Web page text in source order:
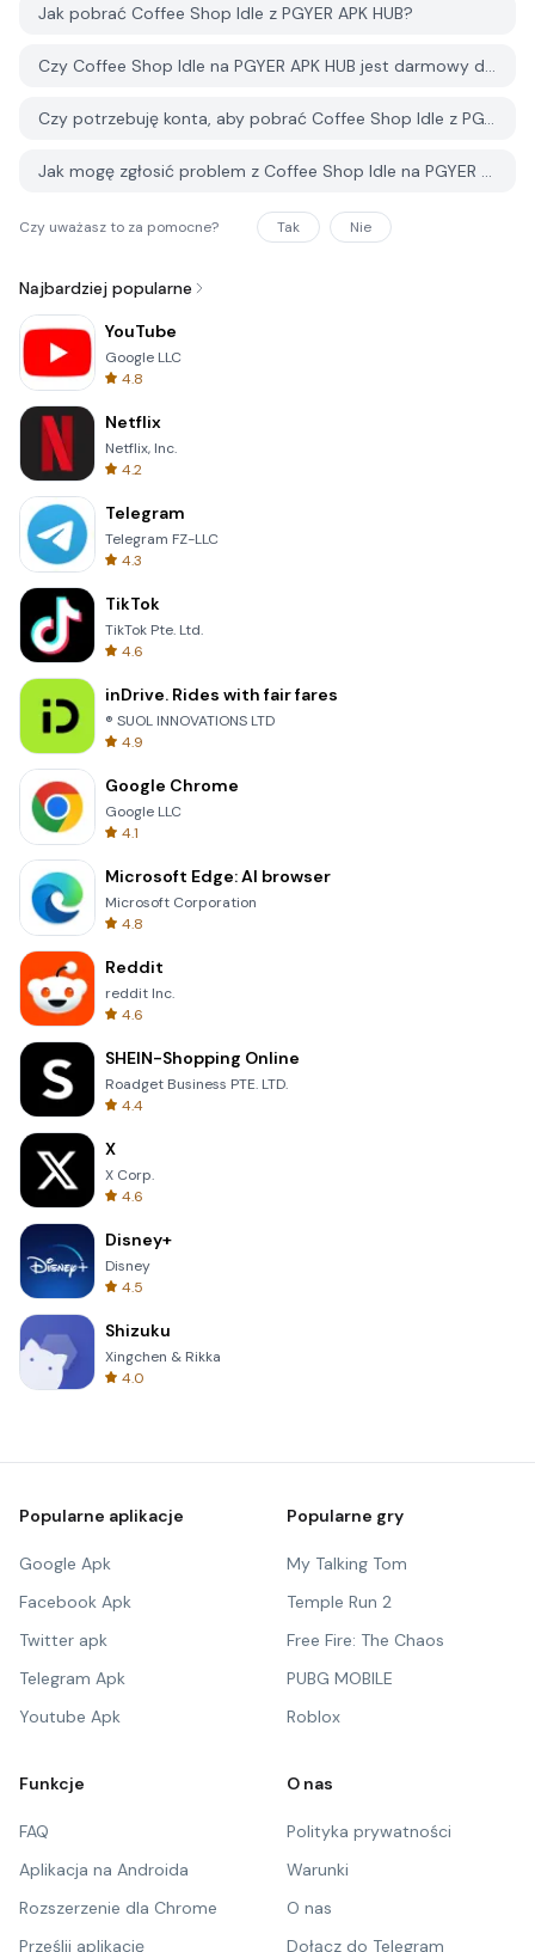
Jak pobrać Coffee Shop Idle z PGYER APK HUB?
Czy Coffee Shop Idle na PGYER APK HUB jest darmowy do pobrania?
Czy potrzebuję konta, aby pobrać Coffee Shop Idle z PGYER APK HUB?
Jak mogę zgłosić problem z Coffee Shop Idle na PGYER APK HUB?
Czy uważasz to za pomocne? Tak Nie
Najbardziej popularne
YouTube
Google LLC
4.8
Netflix
Netflix, Inc.
4.2
Telegram
Telegram FZ-LLC
4.3
TikTok
TikTok Pte. Ltd.
4.6
inDrive. Rides with fair fares
® SUOL INNOVATIONS LTD
4.9
Google Chrome
Google LLC
4.1
Microsoft Edge: AI browser
Microsoft Corporation
4.8
Reddit
reddit Inc.
4.6
SHEIN-Shopping Online
Roadget Business PTE. LTD.
4.4
X
X Corp.
4.6
Disney+
Disney
4.5
Shizuku
Xingchen & Rikka
4.0
Popularne aplikacje
Google Apk
Facebook Apk
Twitter apk
Telegram Apk
Youtube Apk
Popularne gry
My Talking Tom
Temple Run 2
Free Fire: The Chaos
PUBG MOBILE
Roblox
Funkcje
FAQ
Aplikacja na Androida
Rozszerzenie dla Chrome
Prześlij aplikację
O nas
Polityka prywatności
Warunki
O nas
Dołącz do Telegram